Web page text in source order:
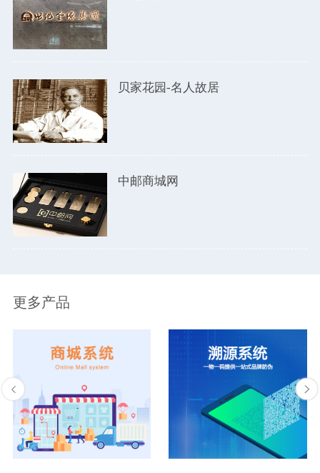
贝家花园-名人故居
中邮商城网
更多产品